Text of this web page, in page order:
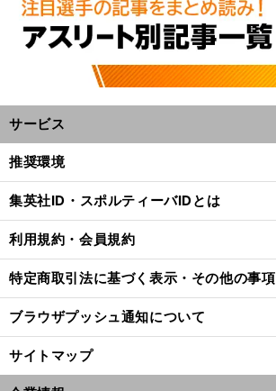
サービス
推奨環境
集英社ID・スポルティーバIDとは
利用規約・会員規約
特定商取引法に基づく表示・その他の事項
ブラウザプッシュ通知について
サイトマップ